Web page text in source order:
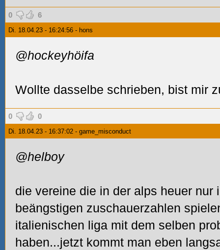
0 6
Di. 18.04.23 - 16:24:56 - hons
@hockeyhöifa
Wollte dasselbe schrieben, bist mir
0 0
Di. 18.04.23 - 16:37:02 - game_misconduct
@helboy
die vereine die in der alps heuer nur
beängstigen zuschauerzahlen
italienischen liga mit dem selben
haben...jetzt kommt man eben